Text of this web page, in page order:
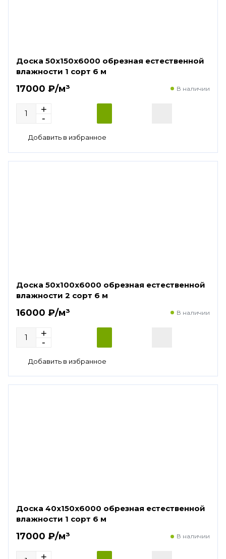
Доска 50х150х6000 обрезная естественной
влажности 1 сорт 6 м
17000 ₽/м³ В наличии
Доска 50х100х6000 обрезная естественной
влажности 2 сорт 6 м
16000 ₽/м³ В наличии
Доска 40х150х6000 обрезная естественной
влажности 1 сорт 6 м
17000 ₽/м³ В наличии